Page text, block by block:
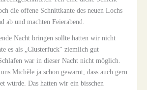
die offene Schnittkante des neuen Lochs
ab und machten Feierabend.
Nacht bringen sollte hatten wir nicht
es als „Clusterfuck“ ziemlich gut
war in dieser Nacht nicht möglich.
Michèle ja schon gewarnt, dass auch gern
würde. Das hatten wir ein bisschen